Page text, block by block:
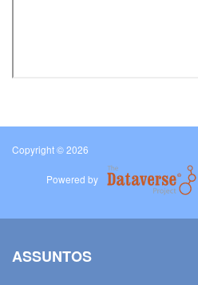
Copyright © 2026
Powered by
ASSUNTOS